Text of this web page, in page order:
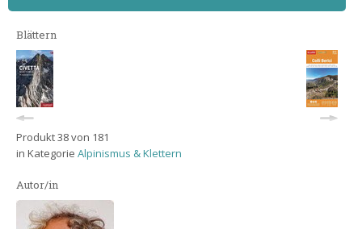
Blättern
Produkt 38 von 181
in Kategorie Alpinismus & Klettern
Autor/in